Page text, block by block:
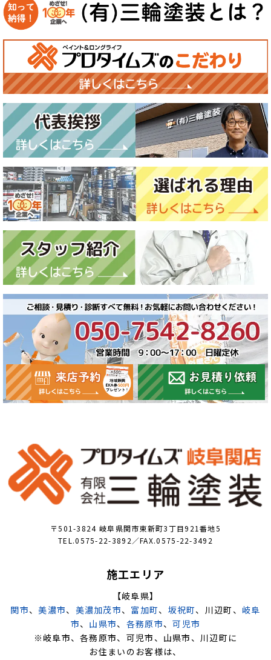
〒501-3824 岐阜県関市東新町3丁目921番地5
TEL.0575-22-3892／FAX.0575-22-3492
施工エリア
【岐阜県】
関市、美濃市、 美濃加茂市、 富加町、 坂祝町、川辺町、 岐阜
市、 山県市、 各務原市、可児市
※岐阜市、各務原市、可児市、山県市、川辺町に
お住まいのお客様は、